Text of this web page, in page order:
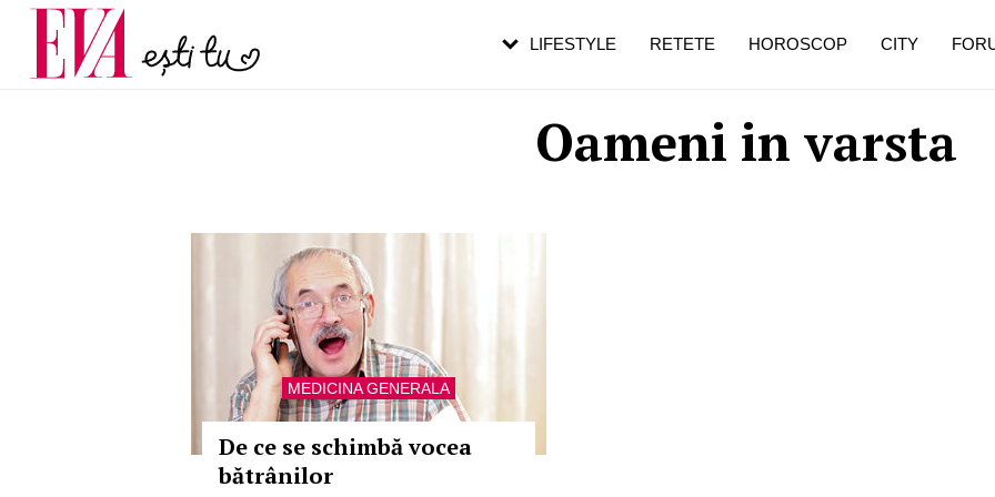
Oameni in varsta
MEDICINA GENERALA
De ce se schimbă vocea
bătrânilor
LIFESTYLE RETETE HOROSCOP CITY
Carieră
Actualitate
pe măsură ce înaintezi în vârstă